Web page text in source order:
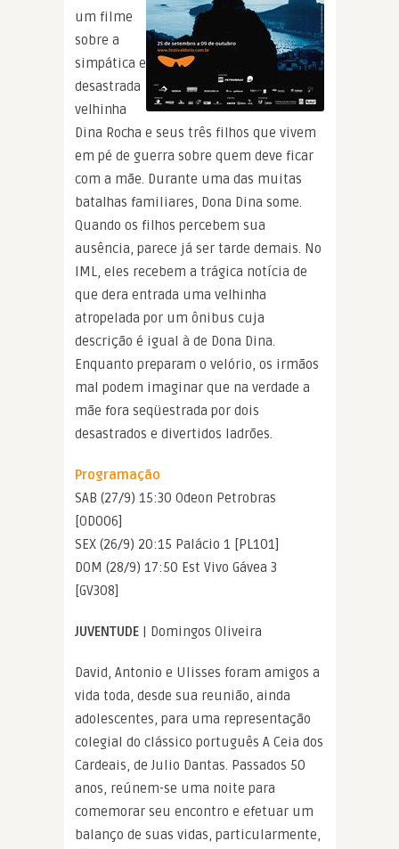
um filme
sobre a
simpática e
desastrada
velhinha
Dina Rocha e seus três filhos que vivem
em pé de guerra sobre quem deve ficar
com a mãe. Durante uma das muitas
batalhas familiares, Dona Dina some.
Quando os filhos percebem sua
ausência, parece já ser tarde demais. No
IML, eles recebem a trágica notícia de
que dera entrada uma velhinha
atropelada por um ônibus cuja
descrição é igual à de Dona Dina.
Enquanto preparam o velório, os irmãos
mal podem imaginar que na verdade a
mãe fora seqüestrada por dois
desastrados e divertidos ladrões.
Programação
SAB (27/9) 15:30 Odeon Petrobras
[OD006]
SEX (26/9) 20:15 Palácio 1 [PL101]
DOM (28/9) 17:50 Est Vivo Gávea 3
[GV308]
JUVENTUDE | Domingos Oliveira
David, Antonio e Ulisses foram amigos a
vida toda, desde sua reunião, ainda
adolescentes, para uma representação
colegial do clássico português A Ceia dos
Cardeais, de Julio Dantas. Passados 50
anos, reúnem-se uma noite para
comemorar seu encontro e efetuar um
balanço de suas vidas, particularmente,